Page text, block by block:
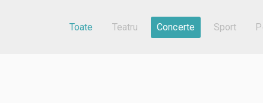
Toate Teatru Concerte Sport